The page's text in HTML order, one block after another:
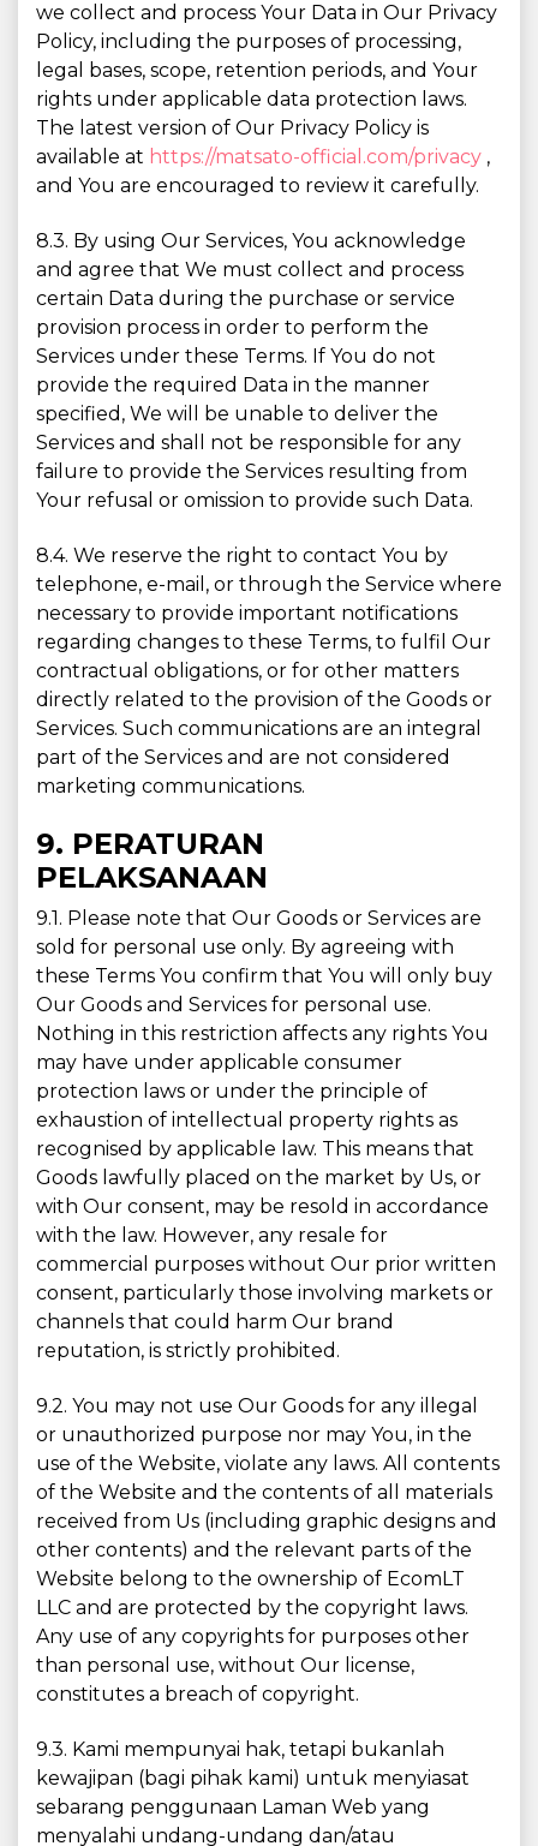
we collect and process Your Data in Our Privacy
Policy, including the purposes of processing,
legal bases, scope, retention periods, and Your
rights under applicable data protection laws.
The latest version of Our Privacy Policy is
available at https://matsato-official.com/privacy ,
and You are encouraged to review it carefully.
8.3. By using Our Services, You acknowledge
and agree that We must collect and process
certain Data during the purchase or service
provision process in order to perform the
Services under these Terms. If You do not
provide the required Data in the manner
specified, We will be unable to deliver the
Services and shall not be responsible for any
failure to provide the Services resulting from
Your refusal or omission to provide such Data.
8.4. We reserve the right to contact You by
telephone, e-mail, or through the Service where
necessary to provide important notifications
regarding changes to these Terms, to fulfil Our
contractual obligations, or for other matters
directly related to the provision of the Goods or
Services. Such communications are an integral
part of the Services and are not considered
marketing communications.
9. PERATURAN
PELAKSANAAN
9.1. Please note that Our Goods or Services are
sold for personal use only. By agreeing with
these Terms You confirm that You will only buy
Our Goods and Services for personal use.
Nothing in this restriction affects any rights You
may have under applicable consumer
protection laws or under the principle of
exhaustion of intellectual property rights as
recognised by applicable law. This means that
Goods lawfully placed on the market by Us, or
with Our consent, may be resold in accordance
with the law. However, any resale for
commercial purposes without Our prior written
consent, particularly those involving markets or
channels that could harm Our brand
reputation, is strictly prohibited.
9.2. You may not use Our Goods for any illegal
or unauthorized purpose nor may You, in the
use of the Website, violate any laws. All contents
of the Website and the contents of all materials
received from Us (including graphic designs and
other contents) and the relevant parts of the
Website belong to the ownership of EcomLT
LLC and are protected by the copyright laws.
Any use of any copyrights for purposes other
than personal use, without Our license,
constitutes a breach of copyright.
9.3. Kami mempunyai hak, tetapi bukanlah
kewajipan (bagi pihak kami) untuk menyiasat
sebarang penggunaan Laman Web yang
menyalahi undang-undang dan/atau